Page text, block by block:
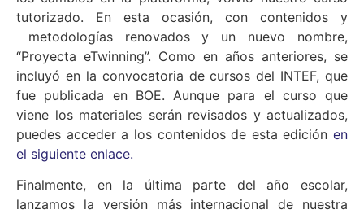
tutorizado. En esta ocasión, con contenidos y
metodologías renovados y un nuevo nombre,
“Proyecta eTwinning”. Como en años anteriores, se
incluyó en la convocatoria de cursos del INTEF, que
fue publicada en BOE. Aunque para el curso que
viene los materiales serán revisados y actualizados,
puedes acceder a los contenidos de esta edición en
el siguiente enlace.
Finalmente, en la última parte del año escolar,
lanzamos la versión más internacional de nuestra